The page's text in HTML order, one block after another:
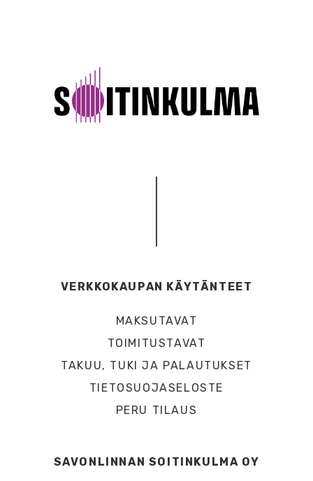
VERKKOKAUPAN KÄYTÄNTEET
MAKSUTAVAT
TOIMITUSTAVAT
TAKUU, TUKI JA PALAUTUKSET
TIETOSUOJASELOSTE
PERU TILAUS
SAVONLINNAN SOITINKULMA OY